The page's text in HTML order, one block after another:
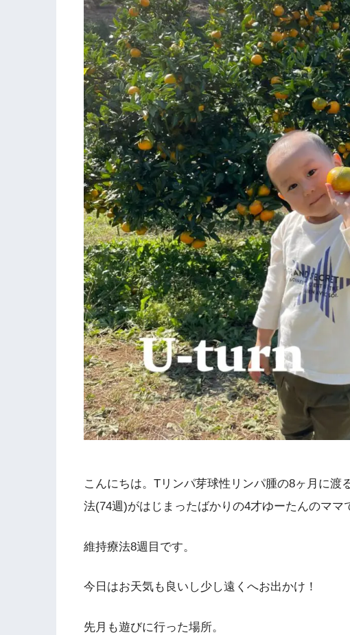
こんにちは。Tリンパ芽球性リンパ腫の8ヶ月に渡
法(74週)がはじまったばかりの4才ゆーたんのママ
維持療法8週目です。
今日はお天気も良いし少し遠くへお出かけ！
先月も遊びに行った場所。